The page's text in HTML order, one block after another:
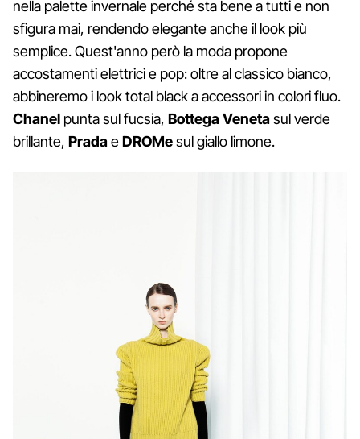
nella palette invernale perché sta bene a tutti e non
sfigura mai, rendendo elegante anche il look più
semplice. Quest'anno però la moda propone
accostamenti elettrici e pop: oltre al classico bianco,
abbineremo i look total black a accessori in colori fluo.
Chanel punta sul fucsia, Bottega Venetasul verde
brillante, PradaeDROMesul giallo limone.